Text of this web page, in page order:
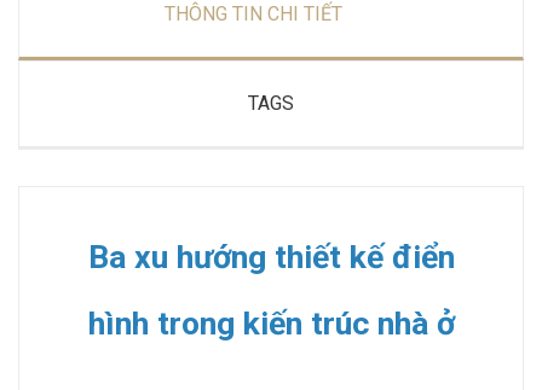
THÔNG TIN CHI TIẾT
TAGS
Ba xu hướng thiết kế điển
hình trong kiến trúc nhà ở